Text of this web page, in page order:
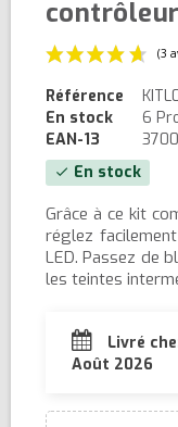
Référence
En stock
6
EAN-13
check En stock
Grâce à ce kit
réglez
LED. Passez de
les teintes
Livré
Août 2026